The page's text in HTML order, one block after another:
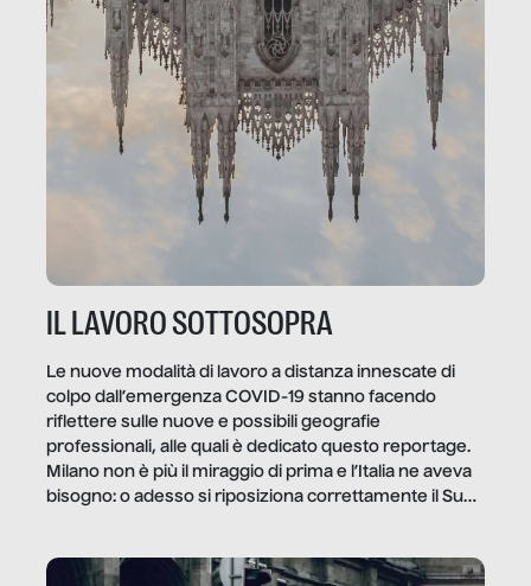
IL LAVORO SOTTOSOPRA
Le nuove modalità di lavoro a distanza innescate di
colpo dall’emergenza COVID-19 stanno facendo
riflettere sulle nuove e possibili geografie
professionali, alle quali è dedicato questo reportage.
Milano non è più il miraggio di prima e l’Italia ne aveva
bisogno: o adesso si riposiziona correttamente il Sud